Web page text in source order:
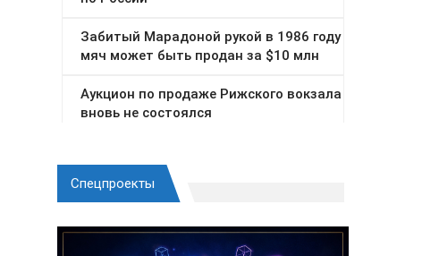
Спецпроекты